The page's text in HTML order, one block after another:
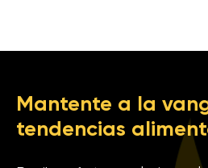
Mantente a la
tendencias